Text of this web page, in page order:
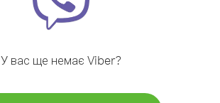
У вас ще немає Viber?